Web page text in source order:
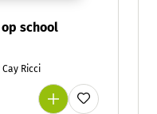
school
Ricci